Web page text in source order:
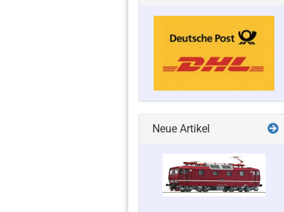
Neue Artikel